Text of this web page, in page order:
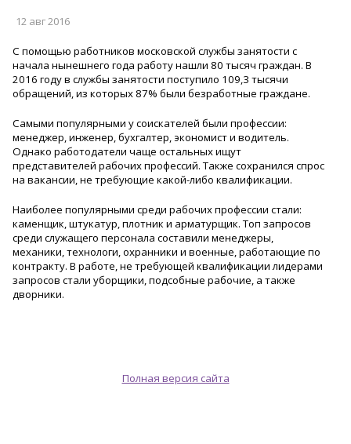
12 авг 2016
С помощью работников московской службы занятости с
начала нынешнего года работу нашли 80 тысяч граждан. В
2016 году в службы занятости поступило 109,3 тысячи
обращений, из которых 87% были безработные граждане.
Самыми популярными у соискателей были профессии:
менеджер, инженер, бухгалтер, экономист и водитель.
Однако работодатели чаще остальных ищут
представителей рабочих профессий. Также сохранился спрос
на вакансии, не требующие какой-либо квалификации.
Наиболее популярными среди рабочих профессии стали:
каменщик, штукатур, плотник и арматурщик. Топ запросов
среди служащего персонала составили менеджеры,
механики, технологи, охранники и военные, работающие по
контракту. В работе, не требующей квалификации лидерами
запросов стали уборщики, подсобные рабочие, а также
дворники.
Полная версия сайта